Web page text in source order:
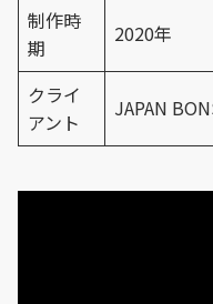
制作時
期
2020年
クライ
アント
JAPAN